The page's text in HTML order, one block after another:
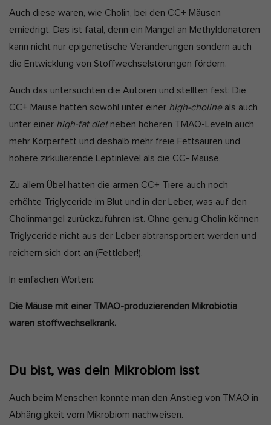
Auch diese waren, wie Cholin, bei den CC+ Mäusen
erniedrigt. Das ist fatal, denn ein Mangel an Methyldonatoren
kann nicht nur epigenetische Veränderungen sondern auch
die Entwicklung von Stoffwechselstörungen fördern.
Auch das untersuchten die Autoren und stellten fest: Die
CC+ Mäuse hatten sowohl unter einer high-cholineals auch
unter einer high-fat dietneben höheren TMAO-Leveln auch
mehr Körperfett und deshalb mehr freie Fettsäuren und
höhere zirkulierende Leptinlevel als die CC- Mäuse.
Zu allem Übel hatten die armen CC+ Tiere auch noch
erhöhte Triglyceride im Blut und in der Leber, was auf den
Cholinmangel zurückzuführen ist. Ohne genug Cholin können
Triglyceride nicht aus der Leber abtransportiert werden und
reichern sich dort an (Fettleber!).
In einfachen Worten:
Die Mäuse mit einer TMAO-produzierenden Mikrobiotia
waren stoffwechselkrank.
Du bist, was dein Mikrobiom isst
Auch beim Menschen konnte man den Anstieg von TMAO in
Abhängigkeit vom Mikrobiom nachweisen.